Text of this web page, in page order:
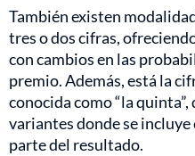
También existen
tres o dos cifras,
con cambios en las
premio. Además, está la
conocida como “la
variantes donde se
parte del resultado.